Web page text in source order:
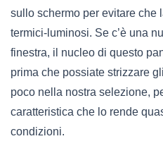
sullo schermo per evitare che
termici-luminosi. Se c’è una
finestra, il nucleo di questo
prima che possiate strizzare
poco nella nostra selezione,
caratteristica che lo rende
condizioni.